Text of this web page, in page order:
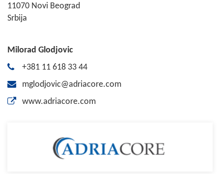
11070 Novi Beograd
Srbija
Milorad Glodjovic
+381 11 618 33 44
mglodjovic@adriacore.com
www.adriacore.com